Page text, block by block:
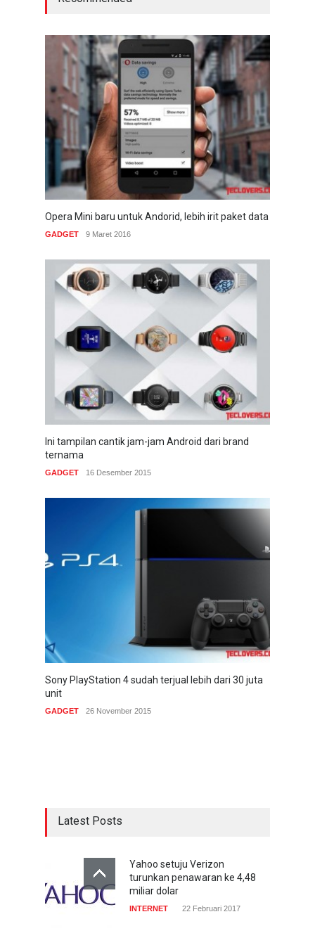
Opera Mini baru untuk Andorid, lebih irit paket data
GADGET 9 Maret 2016
Ini tampilan cantik jam-jam Android dari brand
ternama
GADGET 16 Desember 2015
Sony PlayStation 4 sudah terjual lebih dari 30 juta
unit
GADGET 26 November 2015
Latest Posts
Yahoo setuju Verizon
turunkan penawaran ke 4,48
miliar dolar
INTERNET 22 Februari 2017